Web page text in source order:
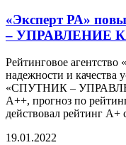
«Эксперт РА»
– УПРАВЛЕНИЕ
Рейтинговое
надежности и качества
«СПУТНИК –
А++, прогноз по
действовал рейтинг А+
19.01.2022